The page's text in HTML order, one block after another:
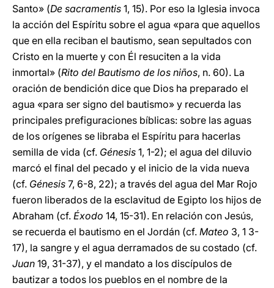
Santo» (De sacramentis 1, 15). Por eso la Iglesia invoca
la acción del Espíritu sobre el agua «para que aquellos
que en ella reciban el bautismo, sean sepultados con
Cristo en la muerte y con Él resuciten a la vida
inmortal» (Rito del Bautismo de los niños, n. 60). La
oración de bendición dice que Dios ha preparado el
agua «para ser signo del bautismo» y recuerda las
principales prefiguraciones bíblicas: sobre las aguas
de los orígenes se libraba el Espíritu para hacerlas
semilla de vida (cf. Génesis 1, 1-2); el agua del diluvio
marcó el final del pecado y el inicio de la vida nueva
(cf. Génesis 7, 6-8, 22); a través del agua del Mar Rojo
fueron liberados de la esclavitud de Egipto los hijos de
Abraham (cf. Éxodo 14, 15-31). En relación con Jesús,
se recuerda el bautismo en el Jordán (cf. Mateo 3, 1 3-
17), la sangre y el agua derramados de su costado (cf.
Juan 19, 31-37), y el mandato a los discípulos de
bautizar a todos los pueblos en el nombre de la